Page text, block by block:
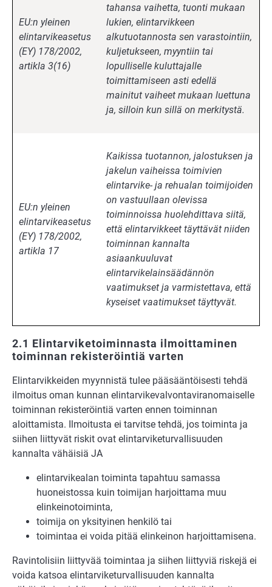
EU:n yleinen
elintarvikeasetus
(EY) 178/2002,
artikla 3(16)
tahansa vaihetta, tuonti mukaan
lukien, elintarvikkeen
alkutuotannosta sen varastointiin,
kuljetukseen, myyntiin tai
lopulliselle kuluttajalle
toimittamiseen asti edellä
mainitut vaiheet mukaan luettuna
ja, silloin kun sillä on merkitystä.
EU:n yleinen
elintarvikeasetus
(EY) 178/2002,
artikla 17
Kaikissa tuotannon, jalostuksen ja
jakelun vaiheissa toimivien
elintarvike- ja rehualan toimijoiden
on vastuullaan olevissa
toiminnoissa huolehdittava siitä,
että elintarvikkeet täyttävät niiden
toiminnan kannalta
asiaankuuluvat
elintarvikelainsäädännön
vaatimukset ja varmistettava, että
kyseiset vaatimukset täyttyvät.
2.1 Elintarviketoiminnasta ilmoittaminen
toiminnan rekisteröintiä varten
Elintarvikkeiden myynnistä tulee pääsääntöisesti tehdä
ilmoitus oman kunnan elintarvikevalvontaviranomaiselle
toiminnan rekisteröintiä varten ennen toiminnan
aloittamista. Ilmoitusta ei tarvitse tehdä, jos toiminta ja
siihen liittyvät riskit ovat elintarviketurvallisuuden
kannalta vähäisiä JA
elintarvikealan toiminta tapahtuu samassa
huoneistossa kuin toimijan harjoittama muu
elinkeinotoiminta,
toimija on yksityinen henkilö tai
toimintaa ei voida pitää elinkeinon harjoittamisena.
Ravintolisiin liittyvää toimintaa ja siihen liittyviä riskejä ei
voida katsoa elintarviketurvallisuuden kannalta